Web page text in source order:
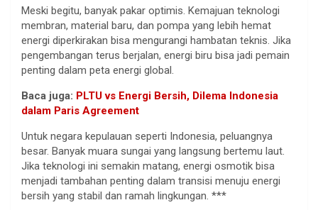
Meski begitu, banyak pakar optimis. Kemajuan teknologi
membran, material baru, dan pompa yang lebih hemat
energi diperkirakan bisa mengurangi hambatan teknis. Jika
pengembangan terus berjalan, energi biru bisa jadi pemain
penting dalam peta energi global.
Baca juga: PLTU vs Energi Bersih, Dilema Indonesia
dalam Paris Agreement
Untuk negara kepulauan seperti Indonesia, peluangnya
besar. Banyak muara sungai yang langsung bertemu laut.
Jika teknologi ini semakin matang, energi osmotik bisa
menjadi tambahan penting dalam transisi menuju energi
bersih yang stabil dan ramah lingkungan. ***